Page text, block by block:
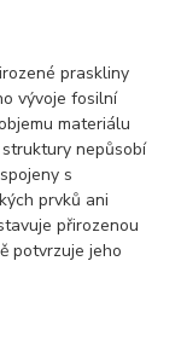
praskliny
vývoje fosilní
materiálu
nepůsobí
s
prvků ani
přirozenou
potvrzuje jeho